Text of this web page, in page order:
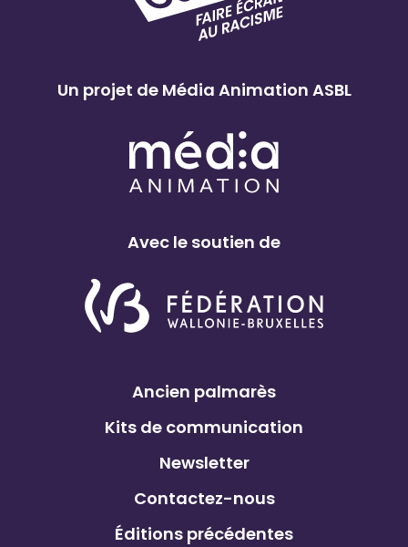
Un projet de Média Animation ASBL
Avec le soutien de
Ancien palmarès
Kits de communication
Newsletter
Contactez-nous
Éditions précédentes